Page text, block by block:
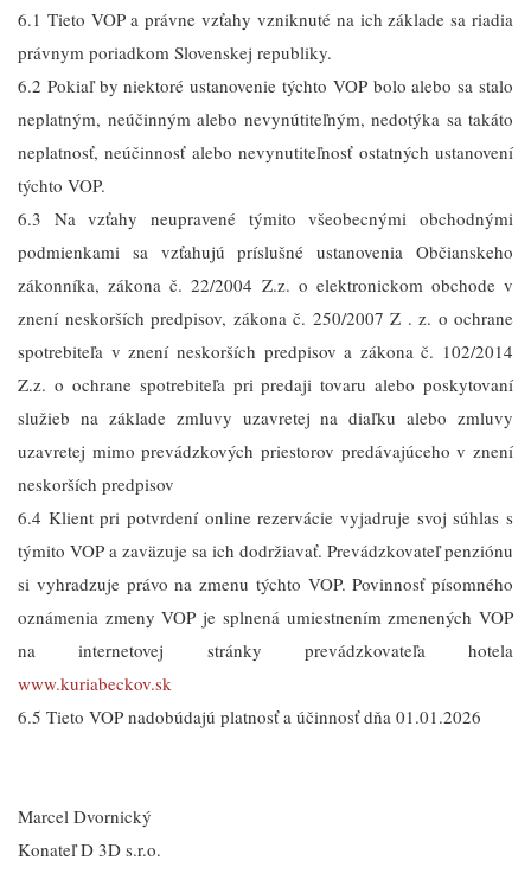
6.1 Tieto VOP a právne vzťahy vzniknuté na ich základe sa riadia
právnym poriadkom Slovenskej republiky.
6.2 Pokiaľ by niektoré ustanovenie týchto VOP bolo alebo sa stalo
neplatným, neúčinným alebo nevynútiteľným, nedotýka sa takáto
neplatnosť, neúčinnosť alebo nevynutiteľnosť ostatných ustanovení
týchto VOP.
6.3 Na vzťahy neupravené týmito všeobecnými obchodnými
podmienkami sa vzťahujú príslušné ustanovenia Občianskeho
zákonníka, zákona č. 22/2004 Z.z. o elektronickom obchode v
znení neskorších predpisov, zákona č. 250/2007 Z . z. o ochrane
spotrebiteľa v znení neskorších predpisov a zákona č. 102/2014
Z.z. o ochrane spotrebiteľa pri predaji tovaru alebo poskytovaní
služieb na základe zmluvy uzavretej na diaľku alebo zmluvy
uzavretej mimo prevádzkových priestorov predávajúceho v znení
neskorších predpisov
6.4 Klient pri potvrdení online rezervácie vyjadruje svoj súhlas s
týmito VOP a zaväzuje sa ich dodržiavať. Prevádzkovateľ penziónu
si vyhradzuje právo na zmenu týchto VOP. Povinnosť písomného
oznámenia zmeny VOP je splnená umiestnením zmenených VOP
na internetovej stránky prevádzkovateľa hotela
www.kuriabeckov.sk
6.5 Tieto VOP nadobúdajú platnosť a účinnosť dňa 01.01.2026
Marcel Dvornický
Konateľ D 3D s.r.o.